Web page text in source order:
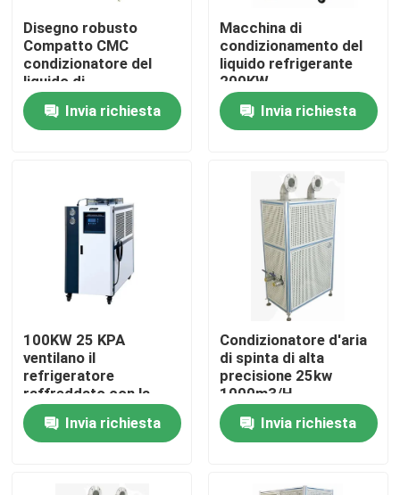
Prodotti
Chi Siamo
Controllo della qualità
Contattaci
Casi
Dinamometro di coppia di torsione
Dinamometro ad alta velocità
Disegno robusto
Compatto CMC
condizionatore del
liquido di
raffreddamento
Invia richiesta
Macchina di
condizionamento del
liquido refrigerante
200KW
Invia richiesta
100KW 25 KPA
ventilano il
refrigeratore
raffreddato con la
temperatura definibile
Invia richiesta
Condizionatore d'aria
di spinta di alta
precisione 25kw
1000m3/H
Invia richiesta